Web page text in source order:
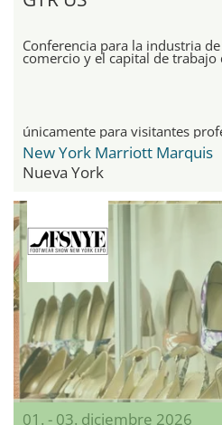
Conferencia para la industria
comercio y el capital de trabajo
únicamente para visitantes
New York Marriott Marquis
Nueva York
01. - 03. diciembre 2026